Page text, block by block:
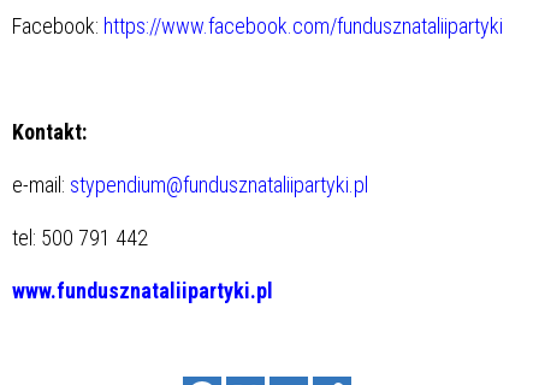
Facebook: https://www.facebook.com/fundusznataliipartyki
Kontakt:
e-mail: stypendium@fundusznataliipartyki.pl
tel: 500 791 442
www.fundusznataliipartyki.pl